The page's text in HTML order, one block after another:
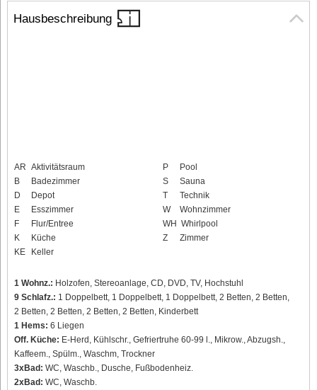
Hausbeschreibung
AR Aktivitätsraum
B
Badezimmer
D
Depot
E
Esszimmer
F
Flur/Entree
K
Küche
KE
Keller
P
Pool
S
Sauna
T
Technik
W
Wohnzimmer
WH Whirlpool
Z
Zimmer
1 Wohnz.: Holzofen, Stereoanlage, CD, DVD, TV, Hochstuhl
9 Schlafz.: 1 Doppelbett, 1 Doppelbett, 1 Doppelbett, 2 Betten, 2 Betten,
2 Betten, 2 Betten, 2 Betten, 2 Betten, Kinderbett
1 Hems: 6 Liegen
Off. Küche: E-Herd, Kühlschr., Gefriertruhe 60-99 l., Mikrow., Abzugsh.,
Kaffeem., Spülm., Waschm, Trockner
3xBad: WC, Waschb., Dusche, Fußbodenheiz.
2xBad: WC, Waschb.